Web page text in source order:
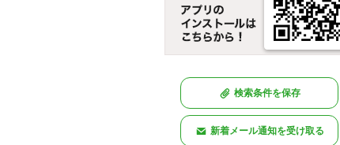
検索条件を保存
新着メール通知を受け取る